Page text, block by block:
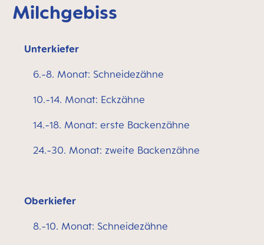
Milchgebiss
Unterkiefer
6.-8. Monat: Schneidezähne
10.-14. Monat: Eckzähne
14.-18. Monat: erste Backenzähne
24.-30. Monat: zweite Backenzähne
Oberkiefer
8.-10. Monat: Schneidezähne